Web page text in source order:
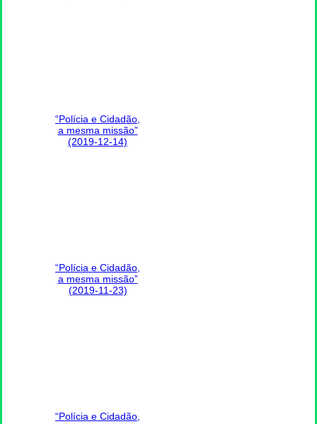
“Polícia e Cidadão,
a mesma missão”
(2019-12-14)
“Polícia e Cidadão,
a mesma missão”
(2019-11-23)
“Polícia e Cidadão,